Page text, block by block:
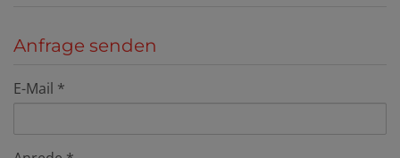
Anfrage senden
E-Mail